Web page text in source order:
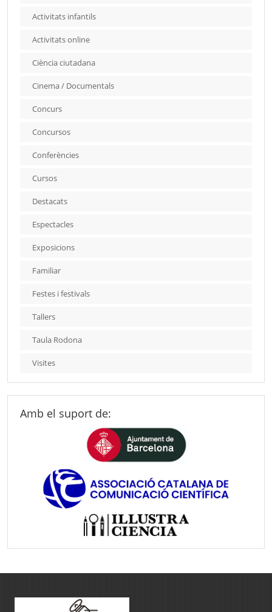
Activitats infantils
Activitats online
Ciència ciutadana
Cinema / Documentals
Concurs
Concursos
Conferències
Cursos
Destacats
Espectacles
Exposicions
Familiar
Festes i festivals
Tallers
Taula Rodona
Visites
Amb el suport de: